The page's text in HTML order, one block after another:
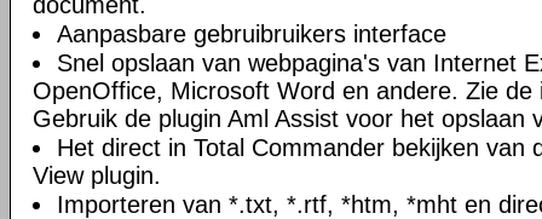
Aanpasbare gebruibruikers interface
Snel opslaan van webpagina's van Internet
OpenOffice, Microsoft Word en andere. Zie de
Gebruik de plugin Aml Assist voor het opslaan
Het direct in Total Commander bekijken van
View plugin.
Importeren van *.txt, *.rtf, *htm, *mht en